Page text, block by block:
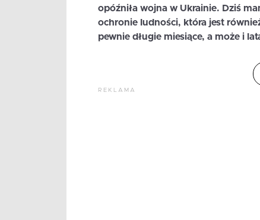
opóźniła wojna w Ukrainie. Dziś
ochronie ludności, która jest
pewnie długie miesiące, a może i
REKLAMA